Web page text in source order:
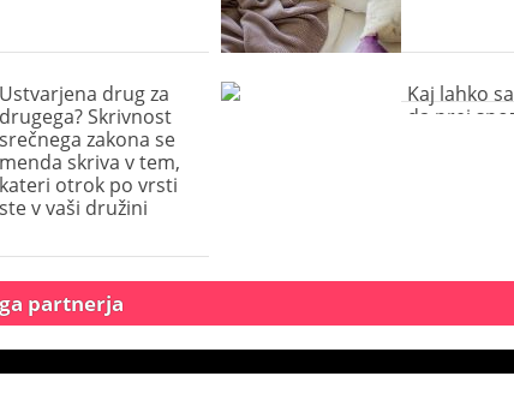
Ustvarjena drug za
drugega? Skrivnost
srečnega zakona se
menda skriva v tem,
kateri otrok po vrsti
ste v vaši družini
Kaj lahko
da prej
partnerja